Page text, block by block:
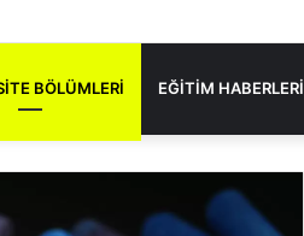
Aldığı Sektörler
BÖLÜMLERI EĞITIM HABERLERI